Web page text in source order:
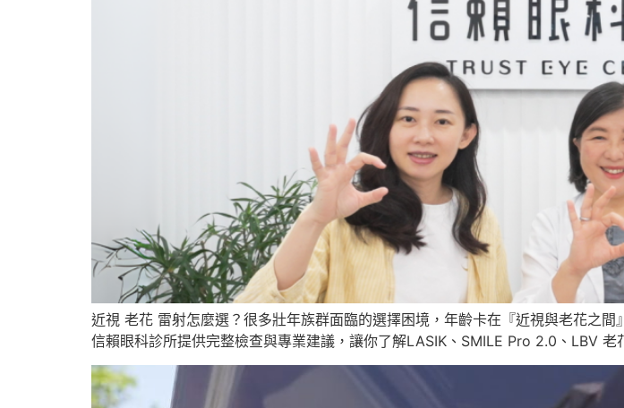
近視 老花 雷射怎麼選？很多壯年族群面臨的選擇困境，年齡卡在『近視與老花之
信賴眼科診所提供完整檢查與專業建議，讓你了解LASIK、SMILE Pro 2.0、LBV 老